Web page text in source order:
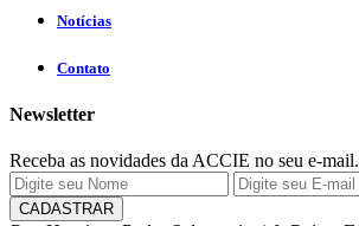
Notícias
Contato
Newsletter
Receba as novidades da ACCIE no seu e-mail.